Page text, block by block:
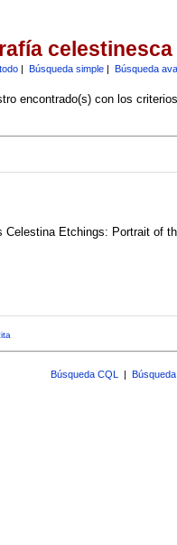
celestinesca
| Búsqueda simple| Búsqueda
encontrado(s) con los
Etchings: Portrait of
Búsqueda CQL |